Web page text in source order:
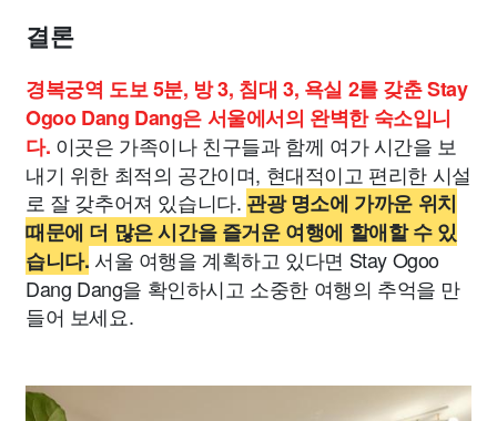
결론
경복궁역 도보 5분, 방 3, 침대 3, 욕실 2를 갖춘 Stay
Ogoo Dang Dang은 서울에서의 완벽한 숙소입니
다. 이곳은 가족이나 친구들과 함께 여가 시간을 보
내기 위한 최적의 공간이며, 현대적이고 편리한 시설
로 잘 갖추어져 있습니다. 관광 명소에 가까운 위치
때문에 더 많은 시간을 즐거운 여행에 할애할 수 있
습니다. 서울 여행을 계획하고 있다면 Stay Ogoo
Dang Dang을 확인하시고 소중한 여행의 추억을 만
들어 보세요.